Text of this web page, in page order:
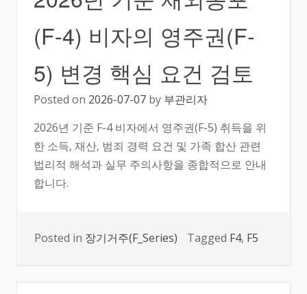
(F-4) 비자의 영주권(F-
5) 변경 핵심 요건 검토
Posted on 2026-07-07 by 부관리자
2026년 기준 F-4 비자에서 영주권(F-5) 취득을 위
한 소득, 재산, 범죄 경력 요건 및 가족 합산 관련
법리적 해석과 실무 주의사항을 종합적으로 안내
합니다.
Posted in 장기거주(F_Series) Tagged F4, F5